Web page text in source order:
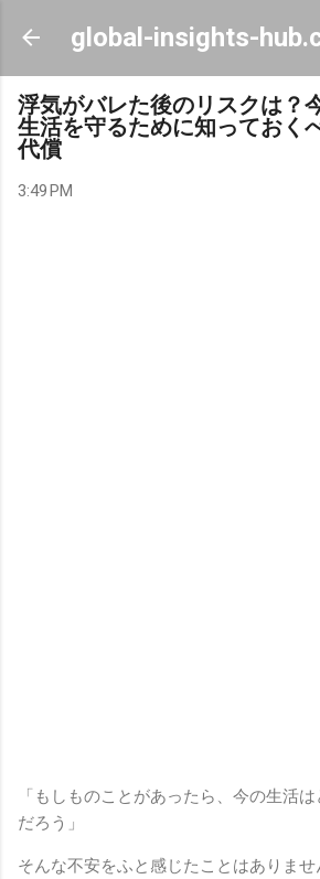
Skip to main content
global-insights-
浮気がバレた後のリスクは？
生活を守るために知っておく
代償
3:49 PM
「もしものことがあったら、今の生活
だろう」
そんな不安をふと感じたことはありま